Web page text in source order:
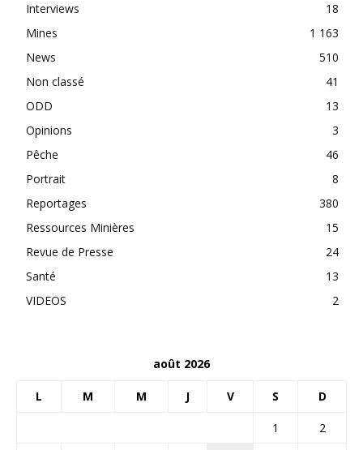
Interviews
18
Mines
1 163
News
510
Non classé
41
ODD
13
Opinions
3
Pêche
46
Portrait
8
Reportages
380
Ressources Minières
15
Revue de Presse
24
Santé
13
VIDEOS
2
août 2026
L M M J V S D
1
2